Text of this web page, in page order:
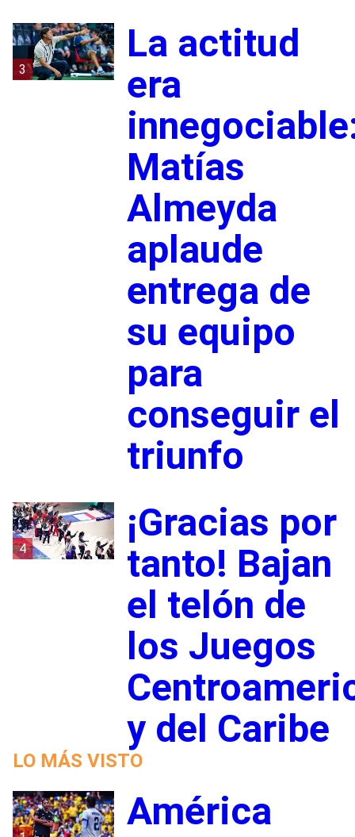
3
La actitud
era
Matías
Almeyda
aplaude
entrega de
su equipo
para
conseguir el
triunfo
4
¡Gracias por
tanto! Bajan
el telón de
los Juegos
y del Caribe
LO MÁS VISTO
América